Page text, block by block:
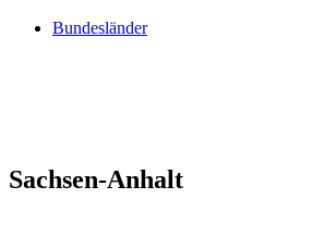
Bundesländer
Sachsen-Anhalt